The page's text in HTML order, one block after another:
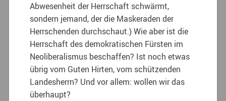
Abwesenheit der Herrschaft schwärmt,
sondern jemand, der die Maskeraden der
Herrschenden durchschaut.) Wie aber ist die
Herrschaft des demokratischen Fürsten im
Neoliberalismus beschaffen? Ist noch etwas
übrig vom Guten Hirten, vom schützenden
Landesherrn? Und vor allem: wollen wir das
überhaupt?